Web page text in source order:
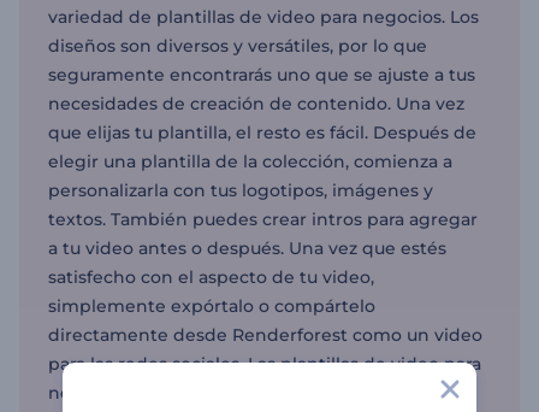
variedad de plantillas de video para negocios. Los
diseños son diversos y versátiles, por lo que
seguramente encontrarás uno que se ajuste a tus
necesidades de creación de contenido. Una vez
que elijas tu plantilla, el resto es fácil. Después de
elegir una plantilla de la colección, comienza a
personalizarla con tus logotipos, imágenes y
textos. También puedes crear intros para agregar
a tu video antes o después. Una vez que estés
satisfecho con el aspecto de tu video,
simplemente expórtalo o compártelo
directamente desde Renderforest como un video
para las redes sociales. Las plantillas de video para
negocios son ideales para pequeñas empresas,